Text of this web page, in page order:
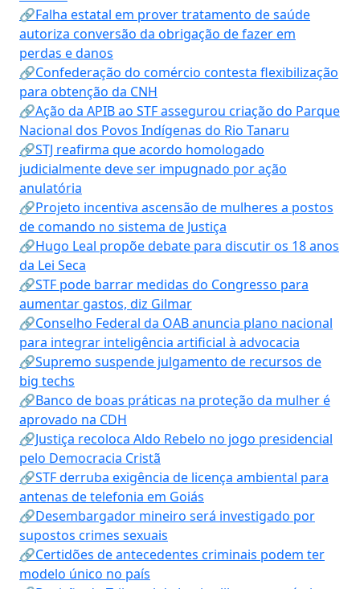
🔗Falha estatal em prover tratamento de saúde
autoriza conversão da obrigação de fazer em
perdas e danos
🔗Confederação do comércio contesta flexibilização
para obtenção da CNH
🔗Ação da APIB ao STF assegurou criação do Parque
Nacional dos Povos Indígenas do Rio Tanaru
🔗STJ reafirma que acordo homologado
judicialmente deve ser impugnado por ação
anulatória
🔗Projeto incentiva ascensão de mulheres a postos
de comando no sistema de Justiça
🔗Hugo Leal propõe debate para discutir os 18 anos
da Lei Seca
🔗STF pode barrar medidas do Congresso para
aumentar gastos, diz Gilmar
🔗Conselho Federal da OAB anuncia plano nacional
para integrar inteligência artificial à advocacia
🔗Supremo suspende julgamento de recursos de
big techs
🔗Banco de boas práticas na proteção da mulher é
aprovado na CDH
🔗Justiça recoloca Aldo Rebelo no jogo presidencial
pelo Democracia Cristã
🔗STF derruba exigência de licença ambiental para
antenas de telefonia em Goiás
🔗Desembargador mineiro será investigado por
supostos crimes sexuais
🔗Certidões de antecedentes criminais podem ter
modelo único no país